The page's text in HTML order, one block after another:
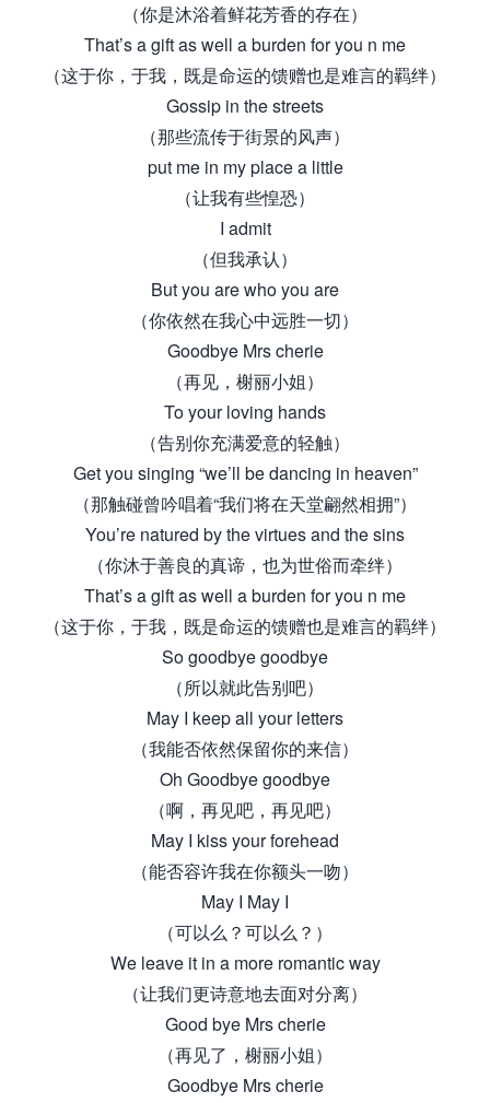
（你是沐浴着鲜花芳香的存在）
That’s a gift as well a burden for you n me
（这于你，于我，既是命运的馈赠也是难言的羁绊）
Gossip in the streets
（那些流传于街景的风声）
put me in my place a little
（让我有些惶恐）
I admit
（但我承认）
But you are who you are
（你依然在我心中远胜一切）
Goodbye Mrs cherie
（再见，榭丽小姐）
To your loving hands
（告别你充满爱意的轻触）
Get you singing “we’ll be dancing in heaven”
（那触碰曾吟唱着“我们将在天堂翩然相拥”）
You’re natured by the virtues and the sins
（你沐于善良的真谛，也为世俗而牵绊）
That’s a gift as well a burden for you n me
（这于你，于我，既是命运的馈赠也是难言的羁绊）
So goodbye goodbye
（所以就此告别吧）
May I keep all your letters
（我能否依然保留你的来信）
Oh Goodbye goodbye
（啊，再见吧，再见吧）
May I kiss your forehead
（能否容许我在你额头一吻）
May I May I
（可以么？可以么？）
We leave it in a more romantic way
（让我们更诗意地去面对分离）
Good bye Mrs cherie
（再见了，榭丽小姐）
Goodbye Mrs cherie